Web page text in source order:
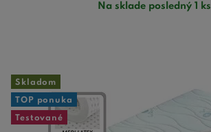
Na sklade posledný 1 ks
Skladom
TOP ponuka
Testované